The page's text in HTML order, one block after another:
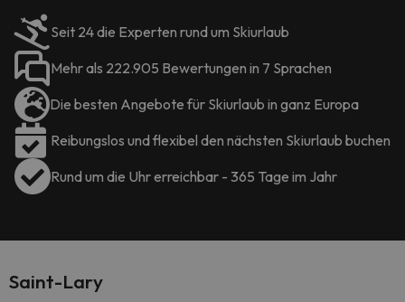
Seit 24 die Experten rund um Skiurlaub
Mehr als 222.905 Bewertungen in 7 Sprachen
Die besten Angebote für Skiurlaub in ganz Europa
Reibungslos und flexibel den nächsten Skiurlaub buchen
Rund um die Uhr erreichbar - 365 Tage im Jahr
Saint-Lary